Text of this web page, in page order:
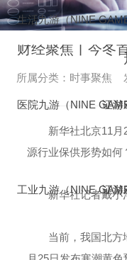
生活九游（NINE
证游
医院九游（NINE
证游
工业九游（NINE
财经聚焦丨今冬
所属分类：时事聚焦
新华社北京11月
源行业保供形势如何
新华社记者戴小
当前，我国北方